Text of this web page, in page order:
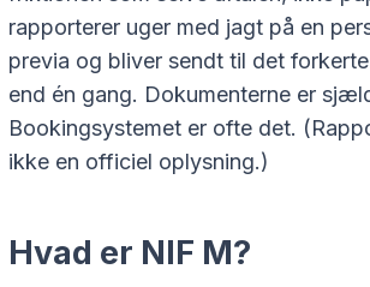
rapporterer uger med jagt på en
previa og bliver sendt til det
end én gang. Dokumenterne er
Bookingsystemet er ofte det.
ikke en officiel oplysning.)
Hvad er NIF M?